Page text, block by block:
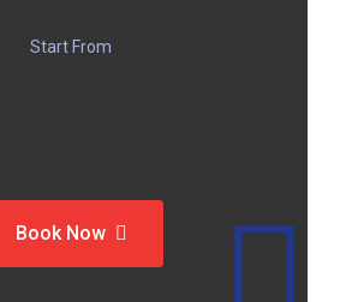
Start From
Book Now